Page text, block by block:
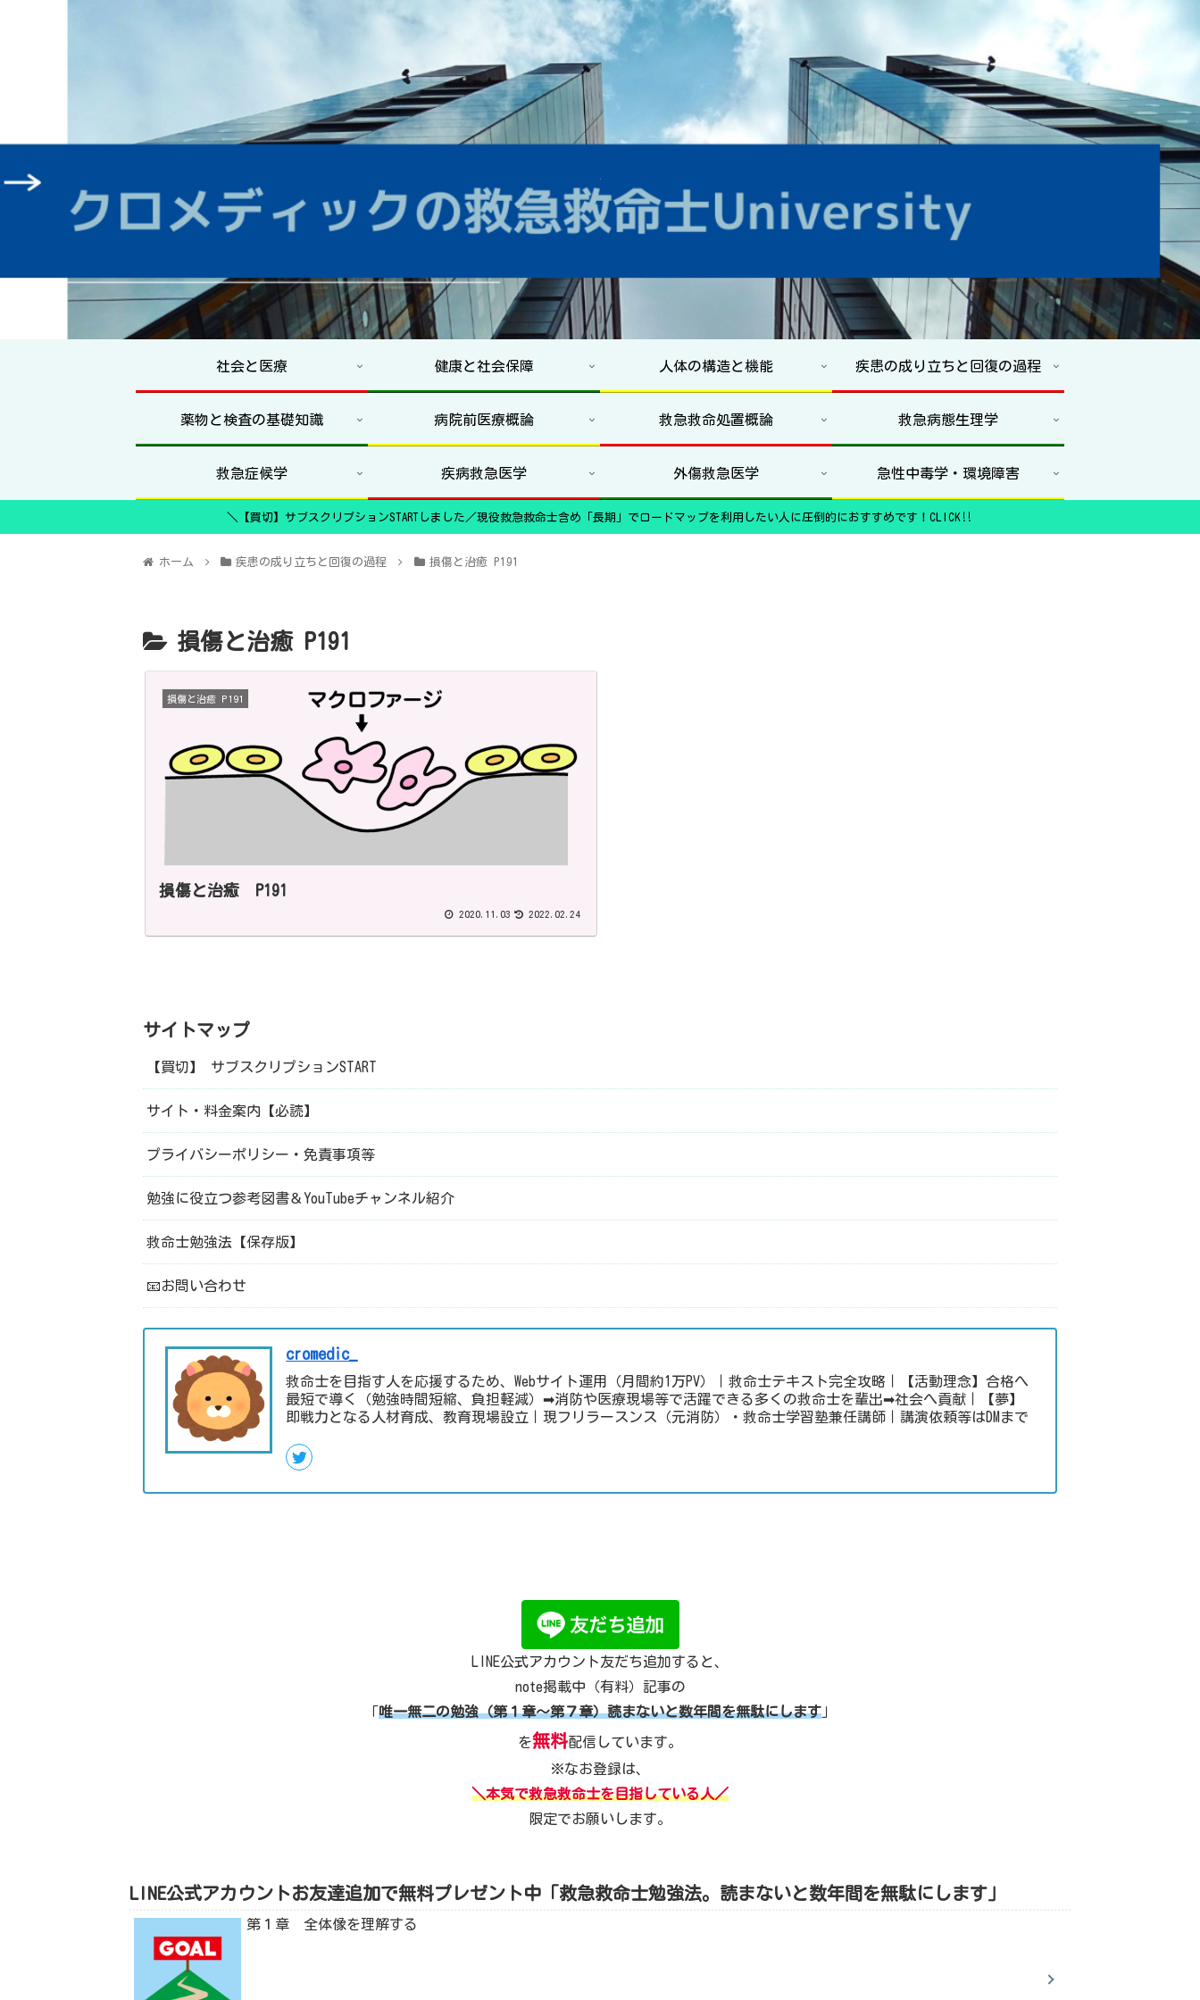
社会と医療 健康と社会保障 人体の構造と機能 疾患の成り立ちと回復の過程
薬物と検査の基礎知識 病院前医療概論 救急救命処置概論 救急病態生理学
救急症候学 疾病救急医学 外傷救急医学 急性中毒学・環境障害
＼【買切】サブスクリプションSTARTしました／現役救急救命士含め「長期」でロードマップを利用したい人に圧倒的におすすめです！CLICK‼
ホーム 疾患の成り立ちと回復の過程 損傷と治癒 P191
損傷と治癒 P191
損傷と治癒 P191
損傷と治癒 P191
2020.11.03 2022.02.24
サイトマップ
【買切】 サブスクリプションSTART
サイト・料金案内【必読】
プライバシーポリシー・免責事項等
勉強に役立つ参考図書＆YouTubeチャンネル紹介
救命士勉強法【保存版】
📧お問い合わせ
cromedic_
救命士を目指す人を応援するため、Webサイト運用（月間約1万PV）｜救命士テキスト完全攻略｜【活動理念】合格へ
最短で導く（勉強時間短縮、負担軽減）➡消防や医療現場等で活躍できる多くの救命士を輩出➡社会へ貢献｜【夢】
即戦力となる人材育成、教育現場設立｜現フリラースンス（元消防）・救命士学習塾兼任講師｜講演依頼等はDMまで
LINE公式アカウント友だち追加すると、
note掲載中（有料）記事の
「唯一無二の勉強（第１章～第７章）読まないと数年間を無駄にします 」
を無料配信しています。
※なお登録は、
＼本気で救急救命士を目指している人／
限定でお願いします。
LINE公式アカウントお友達追加で無料プレゼント中「救急救命士勉強法。読まないと数年間を無駄にします」
第１章 全体像を理解する